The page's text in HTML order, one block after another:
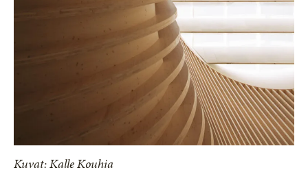
Kuvat: Kalle Kouhia